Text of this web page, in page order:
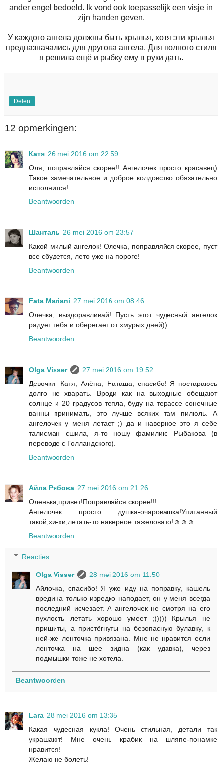
ander engel bedoeld. Ik vond ook toepasselijk een visje in
zijn handen geven.
У каждого ангела должны быть крылья, хотя эти крылья
предназначались для другова ангела. Для полного стиля
я решила ещё и рыбку ему в руки дать.
Delen
12 opmerkingen:
Катя 26 mei 2016 om 22:59
Оля, поправляйся скорее!! Ангелочек просто красавец)
Такое замечательное и доброе колдовство обязательно
исполнится!
Beantwoorden
Шанталь 26 mei 2016 om 23:57
Какой милый ангелок! Олечка, поправляйся скорее, пуст
все сбудется, лето уже на пороге!
Beantwoorden
Fata Mariani 27 mei 2016 om 08:46
Олечка, выздоравливай! Пусть этот чудесный ангелок
радует тебя и оберегает от хмурых дней))
Beantwoorden
Olga Visser
27 mei 2016 om 19:52
Девочки, Катя, Алёна, Наташа, спасибо! Я постараюсь
долго не хварать. Вроди как на выходные обещают
солнце и 20 градусов тепла, буду на терассе сонечные
ванны принимать, это лучше всяких там пилюль. А
ангелочек у меня летает ;) да и наверное это я себе
талисман сшила, я-то ношу фамилию Рыбакова (в
переводе с Голландского).
Beantwoorden
Айла Рябова 27 mei 2016 om 21:26
Оленька,привет!Поправляйся скорее!!!
Ангелочек просто душка-очаровашка!Упитанный
такой,хи-хи,летать-то наверное тяжеловато!☺☺☺
Beantwoorden
Reacties
Olga Visser
28 mei 2016 om 11:50
Айлочка, спасибо! Я уже иду на поправку, кашель
вредина только изредко наподает, он у меня всегда
последний исчезает. А ангелочек не смотря на его
пухлость летать хорошо умеет ;))))) Крылья не
пришиты, а пристёгнуты на безопасную булавку, к
ней-же ленточка привязана. Мне не нравится если
ленточка на шее видна (как удавка), через
подмышки тоже не хотела.
Beantwoorden
Lara 28 mei 2016 om 13:35
Какая чудесная кукла! Очень стильная, детали так
украшают! Мне очень крабик на шляпе-понамке
нравится!
Желаю не болеть!